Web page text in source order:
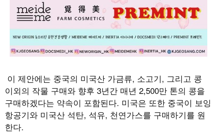
이 제안에는 중국의 미국산 가금류, 소고기, 그리고 콩
이외의 작물 구매와 향후 3년간 매년 2,500만 톤의 콩을
구매하겠다는 약속이 포함된다. 미국은 또한 중국이 보잉
항공기와 미국산 석탄, 석유, 천연가스를 구매하기를 원
한다.